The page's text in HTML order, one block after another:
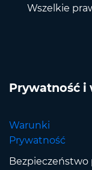
Wszelkie
Prywatność i
Warunki
Prywatność